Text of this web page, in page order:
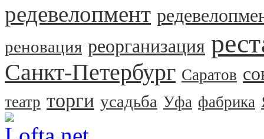
редевелопмент
реновация реорганизация
Санкт-Петербург Саратов
театр торги усадьба Уфа фабрика